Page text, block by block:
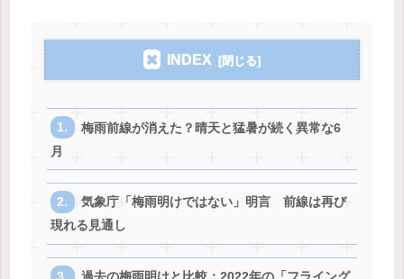
INDEX
梅雨前線が消えた？晴天と猛暑が続く異常な6
月
気象庁「梅雨明けではない」明言 前線は再び
現れる見通し